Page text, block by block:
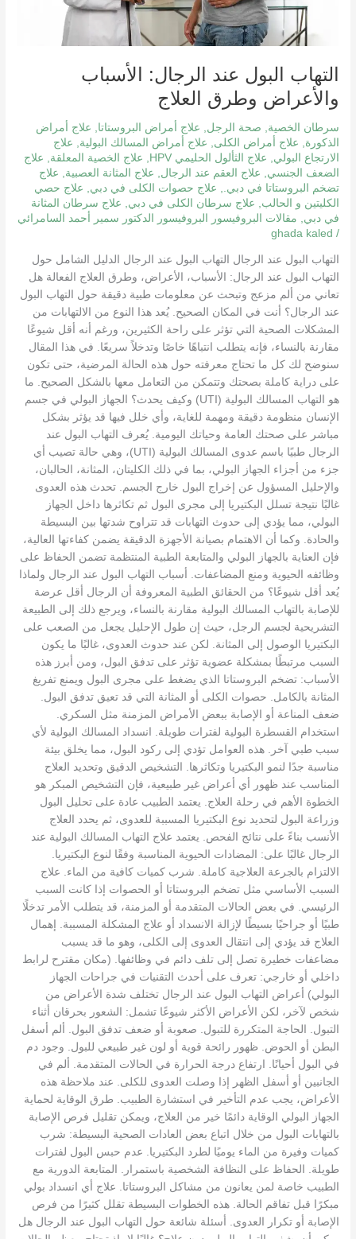
التهاب البول عند الرجال: الأسباب
والأعراض وطرق العلاج
سرطان الخصية صحة الرجل علاج أمراض البروستاتا
علاج أمراض
الذكورة
علاج أمراض الكلى علاج أمراض المسالك البولية
علاج
الارتجاع البولي
علاج الثألول الحليمي HPV علاج الخصية المعلقة
علاج
الضعف الجنسي
علاج العقم عند الرجال علاج المثانة العصبية
علاج
تضخم البروستاتا في دبي.
علاج حصوات الكلى في دبي
علاج حصي
الكليتين و الحالب
علاج سرطان الكلى في دبي
علاج سرطان المثانة
في دبي
مقالات البروفيسور البروفيسور الدكتور سمير أحمد السامرائي
/
ghada kaled
التهاب البول عند الرجال التهاب البول عند الرجال الدليل الشامل حول
التهاب البول عند الرجال: الأسباب، الأعراض، وطرق العلاج الفعالة هل
تعاني من ألم مزعج وتبحث عن معلومات طبية دقيقة حول التهاب البول
عند الرجال؟ أنت في المكان الصحيح. يُعد هذا النوع من الالتهابات من
المشكلات الصحية التي تؤثر على راحة الكثيرين، ورغم أنه أقل شيوعًا
مقارنة بالنساء، فإنه يتطلب انتباهًا خاصًا وتدخلاً سريعًا. في هذا المقال
سنوضح لك كل ما تحتاج معرفته حول هذه الحالة المرضية، حتى تكون
على دراية كاملة بصحتك وتتمكن من التعامل معها بالشكل الصحيح. ما
هو التهاب المسالك البولية (UTI) وكيف يحدث؟ الجهاز البولي في جسم
الإنسان منظومة دقيقة ومهمة للغاية، وأي خلل فيها قد يؤثر بشكل
مباشر على صحتك العامة وحياتك اليومية. يُعرف التهاب البول عند
الرجال طبيًا باسم عدوى المسالك البولية (UTI)، وهي حالة تصيب أي
جزء من أجزاء الجهاز البولي، بما في ذلك الكليتان، المثانة، الحالبان،
والإحليل المسؤول عن إخراج البول خارج الجسم. تحدث هذه العدوى
غالبًا نتيجة تسلل البكتيريا إلى مجرى البول ثم تكاثرها داخل الجهاز
البولي، مما يؤدي إلى حدوث التهابات قد تتراوح شدتها بين البسيطة
والحادة. وكما أن الاهتمام بصيانة الأجهزة الدقيقة يضمن كفاءتها العالية،
فإن العناية بالجهاز البولي والمتابعة الطبية المنتظمة تضمن الحفاظ على
وظائفه الحيوية ومنع المضاعفات. أسباب التهاب البول عند الرجال ولماذا
يُعد أقل شيوعًا؟ من الحقائق الطبية المعروفة أن الرجال أقل عرضة
للإصابة بالتهاب المسالك البولية مقارنة بالنساء، ويرجع ذلك إلى الطبيعة
التشريحية لجسم الرجل، حيث إن طول الإحليل يجعل من الصعب على
البكتيريا الوصول إلى المثانة. لكن عند حدوث العدوى، غالبًا ما يكون
السبب مرتبطًا بمشكلة عضوية تؤثر على تدفق البول، ومن أبرز هذه
الأسباب: تضخم البروستاتا الذي يضغط على مجرى البول ويمنع تفريغ
المثانة بالكامل. حصوات الكلى أو المثانة التي قد تعيق تدفق البول.
ضعف المناعة أو الإصابة ببعض الأمراض المزمنة مثل السكري.
استخدام القسطرة البولية لفترات طويلة. انسداد المسالك البولية لأي
سبب طبي آخر. هذه العوامل تؤدي إلى ركود البول، مما يخلق بيئة
مناسبة جدًا لنمو البكتيريا وتكاثرها. التشخيص الدقيق وتحديد العلاج
المناسب عند ظهور أي أعراض غير طبيعية، فإن التشخيص المبكر هو
الخطوة الأهم في رحلة العلاج. يعتمد الطبيب عادة على تحليل البول
وزراعة البول لتحديد نوع البكتيريا المسببة للعدوى، ثم يحدد العلاج
الأنسب بناءً على نتائج الفحص. يعتمد علاج التهاب المسالك البولية عند
الرجال غالبًا على: المضادات الحيوية المناسبة وفقًا لنوع البكتيريا.
الالتزام بالجرعة العلاجية كاملة. شرب كميات كافية من الماء. علاج
السبب الأساسي مثل تضخم البروستاتا أو الحصوات إذا كانت السبب
الرئيسي. في بعض الحالات المتقدمة أو المزمنة، قد يتطلب الأمر تدخلًا
طبيًا أو جراحيًا بسيطًا لإزالة الانسداد أو علاج المشكلة المسببة. إهمال
العلاج قد يؤدي إلى انتقال العدوى إلى الكلى، وهو ما قد يسبب
مضاعفات خطيرة تصل إلى تلف دائم في وظائفها. (مكان مقترح لرابط
داخلي أو خارجي: تعرف على أحدث التقنيات في جراحات الجهاز
البولي) أعراض التهاب البول عند الرجال تختلف شدة الأعراض من
شخص لآخر، لكن الأعراض الأكثر شيوعًا تشمل: الشعور بحرقان أثناء
التبول. الحاجة المتكررة للتبول. صعوبة أو ضعف تدفق البول. ألم أسفل
البطن أو الحوض. ظهور رائحة قوية أو لون غير طبيعي للبول. وجود دم
في البول أحيانًا. ارتفاع درجة الحرارة في الحالات المتقدمة. ألم في
الجانبين أو أسفل الظهر إذا وصلت العدوى للكلى. عند ملاحظة هذه
الأعراض، يجب عدم التأخير في استشارة الطبيب. طرق الوقاية لحماية
الجهاز البولي الوقاية دائمًا خير من العلاج، ويمكن تقليل فرص الإصابة
بالتهابات البول من خلال اتباع بعض العادات الصحية البسيطة: شرب
كميات وفيرة من الماء يوميًا لطرد البكتيريا. عدم حبس البول لفترات
طويلة. الحفاظ على النظافة الشخصية باستمرار. المتابعة الدورية مع
الطبيب خاصة لمن يعانون من مشاكل البروستاتا. علاج أي انسداد بولي
مبكرًا قبل تفاقم الحالة. هذه الخطوات البسيطة تقلل كثيرًا من فرص
الإصابة أو تكرار العدوى. أسئلة شائعة حول التهاب البول عند الرجال هل